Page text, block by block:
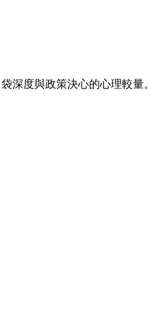
深度與政策決心的心理較量。